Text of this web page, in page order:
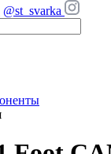
@st_svarka